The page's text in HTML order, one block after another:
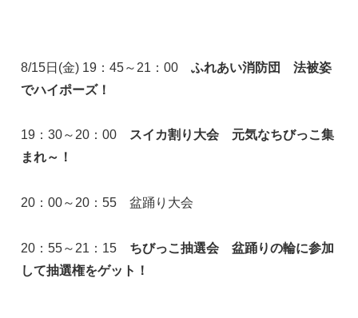
8/15日(金) 19：45～21：00 ふれあい消防団 法被姿
でハイポーズ！
19：30～20：00 スイカ割り大会 元気なちびっこ集
まれ～！
20：00～20：55 盆踊り大会
20：55～21：15 ちびっこ抽選会 盆踊りの輪に参加
して抽選権をゲット！